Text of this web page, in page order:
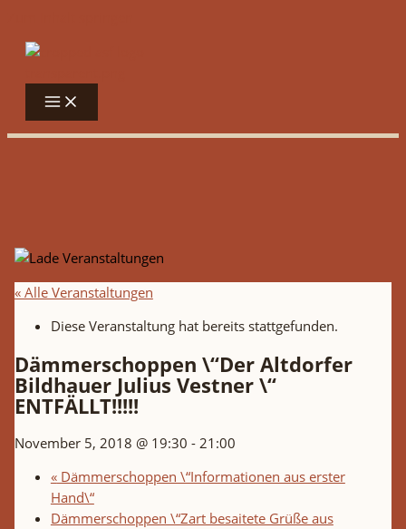
« Alle Veranstaltungen
Diese Veranstaltung hat bereits stattgefunden.
Dämmerschoppen \“Der Altdorfer
Bildhauer Julius Vestner \“
ENTFÄLLT!!!!!
November 5, 2018 @ 19:30 - 21:00
«Dämmerschoppen \“Informationen aus erster
Hand\“
Dämmerschoppen \“Zart besaitete Grüße aus